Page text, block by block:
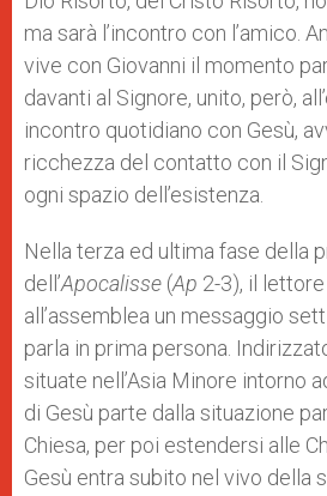
ma sarà l’incontro con l’amico.
vive con Giovanni il momento
davanti al Signore, unito, però,
incontro quotidiano con Gesù,
ricchezza del contatto con il
ogni spazio dell’esistenza.
Nella terza ed ultima fase della
dell’Apocalisse (Ap 2-3), il
all’assemblea un messaggio
parla in prima persona.
situate nell’Asia Minore intorno
di Gesù parte dalla situazione
Chiesa, per poi estendersi alle
Gesù entra subito nel vivo della